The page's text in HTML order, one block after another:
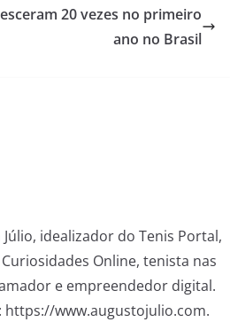
20 vezes no primeiro
ano no Brasil
idealizador do Tenis Portal,
Online, tenista nas
e empreendedor digital.
https://www.augustojulio.com.